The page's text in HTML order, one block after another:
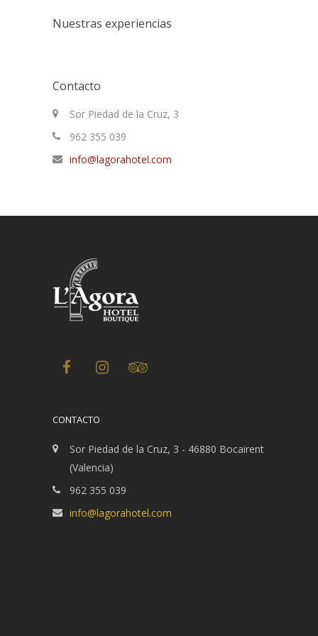
Nuestras experiencias
Contacto
Sor Piedad de la Cruz, 3
962 355 039
info@lagorahotel.com
CONTACTO
Sor Piedad de la Cruz, 3 - 46880 Bocairent
(Valencia)
962 355 039
info@lagorahotel.com